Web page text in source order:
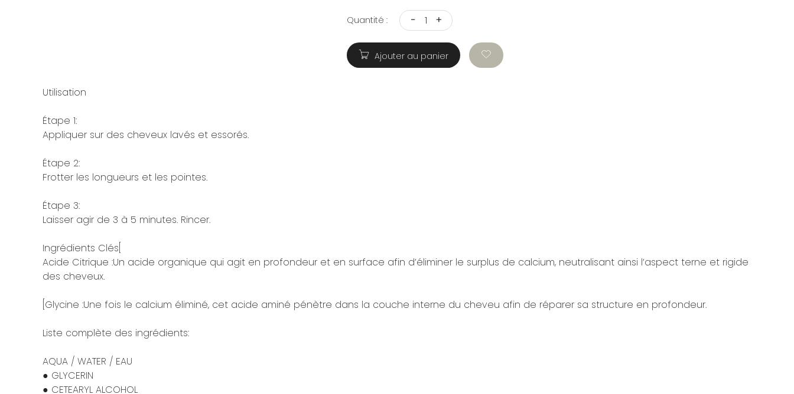
Quantité : - +
Ajouter au panier
Utilisation
Étape 1:
Appliquer sur des cheveux lavés et essorés.
Étape 2:
Frotter les longueurs et les pointes.
Étape 3:
Laisser agir de 3 à 5 minutes. Rincer.
Ingrédients Clés[
Acide Citrique :Un acide organique qui agit en profondeur et en surface afin d’éliminer le surplus de calcium, neutralisant ainsi l’aspect terne et rigide
des cheveux.
[Glycine :Une fois le calcium éliminé, cet acide aminé pénètre dans la couche interne du cheveu afin de réparer sa structure en profondeur.
Liste complète des ingrédients:
AQUA / WATER / EAU
● GLYCERIN
● CETEARYL ALCOHOL